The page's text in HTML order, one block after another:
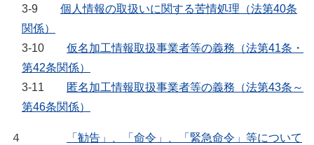
3-9
個人情報の取扱いに関する苦情処理（法第40条
関係）
3-10
仮名加工情報取扱事業者等の義務（法第41条・
第42条関係）
3-11
匿名加工情報取扱事業者等の義務（法第43条～
第46条関係）
４
「勧告」、「命令」、「緊急命令」等について